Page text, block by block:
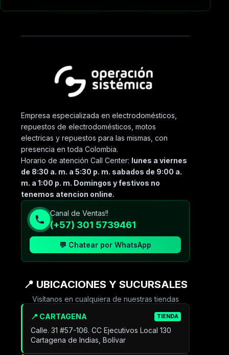
Empresa especializada en electrodomésticos,
repuestos de electrodomésticos, motos
electricas y repuestos para las mismas, con
presencia en toda Colombia.
Horario de atención Call Center: lunes a viernes
de 8:30 a. m. a 5:30 p. m. sabados de 9:00 a.
m. a 1:00 p. m. Domingos y festivos no
tenemos atencion online.
Canal de Ventas!!
(+57) 301 5739461
💬 Chatear por WhatsApp
📍 UBICACIONES Y SUCURSALES
Visítanos en cualquiera de nuestras tiendas
📍 CARTAGENA TIENDA
Calle. 31 #57-106. CC Ejecutivos Local 130
Cartagena de Indias, Bolívar